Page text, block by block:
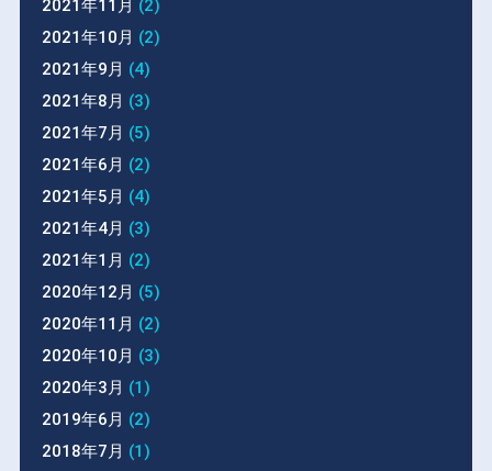
2021年11月 (2)
2021年10月 (2)
2021年9月 (4)
2021年8月 (3)
2021年7月 (5)
2021年6月 (2)
2021年5月 (4)
2021年4月 (3)
2021年1月 (2)
2020年12月 (5)
2020年11月 (2)
2020年10月 (3)
2020年3月 (1)
2019年6月 (2)
2018年7月 (1)